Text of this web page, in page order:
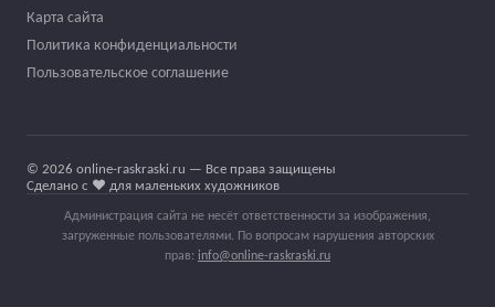
Карта сайта
Политика конфиденциальности
Пользовательское соглашение
© 2026 online-raskraski.ru — Все права защищены
Сделано с ❤️ для маленьких художников
Администрация сайта не несёт ответственности за изображения,
загруженные пользователями. По вопросам нарушения авторских
прав: info@online-raskraski.ru